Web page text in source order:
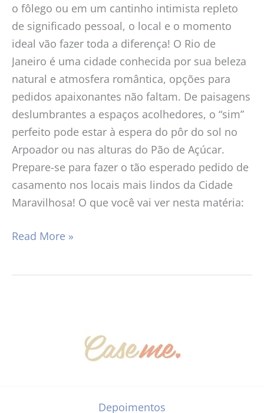
o fôlego ou em um cantinho intimista repleto
de significado pessoal, o local e o momento
ideal vão fazer toda a diferença! O Rio de
Janeiro é uma cidade conhecida por sua beleza
natural e atmosfera romântica, opções para
pedidos apaixonantes não faltam. De paisagens
deslumbrantes a espaços acolhedores, o “sim”
perfeito pode estar à espera do pôr do sol no
Arpoador ou nas alturas do Pão de Açúcar.
Prepare-se para fazer o tão esperado pedido de
casamento nos locais mais lindos da Cidade
Maravilhosa! O que você vai ver nesta matéria:
Read More »
Depoimentos